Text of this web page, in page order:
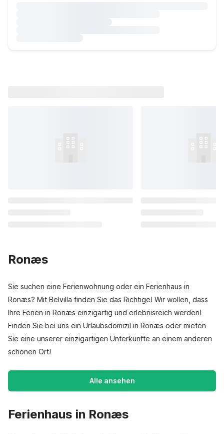
Ronæs
Sie suchen eine Ferienwohnung oder ein Ferienhaus in
Ronæs? Mit Belvilla finden Sie das Richtige! Wir wollen, dass
Ihre Ferien in Ronæs einzigartig und erlebnisreich werden!
Finden Sie bei uns ein Urlaubsdomizil in Ronæs oder mieten
Sie eine unserer einzigartigen Unterkünfte an einem anderen
schönen Ort!
Alle ansehen
Ferienhaus in Ronæs